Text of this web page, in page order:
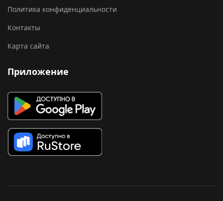
Политика конфиденциальности
Контакты
Карта сайта
Приложение